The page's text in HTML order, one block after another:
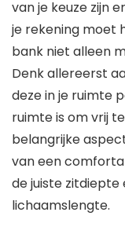
van je keuze zijn
je rekening moet
bank niet alleen
Denk allereerst
deze in je ruimte
ruimte is om vrij
belangrijke
van een
de juiste zitdiepte
lichaamslengte.